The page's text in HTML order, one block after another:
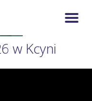
w Kcyni